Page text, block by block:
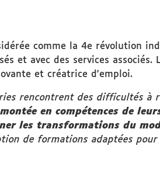
comme la 4e révolution
et avec des services associés.
et créatrice d'emploi.
rencontrent des difficultés à
en compétences de
les transformations du
de formations adaptées